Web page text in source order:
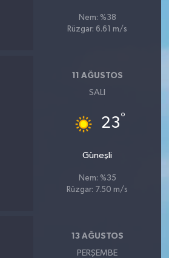
Nem: %38
Rüzgar: 6.61 m/s
11 AĞUSTOS
SALI
23°
Güneşli
Nem: %35
Rüzgar: 7.50 m/s
13 AĞUSTOS
PERŞEMBE